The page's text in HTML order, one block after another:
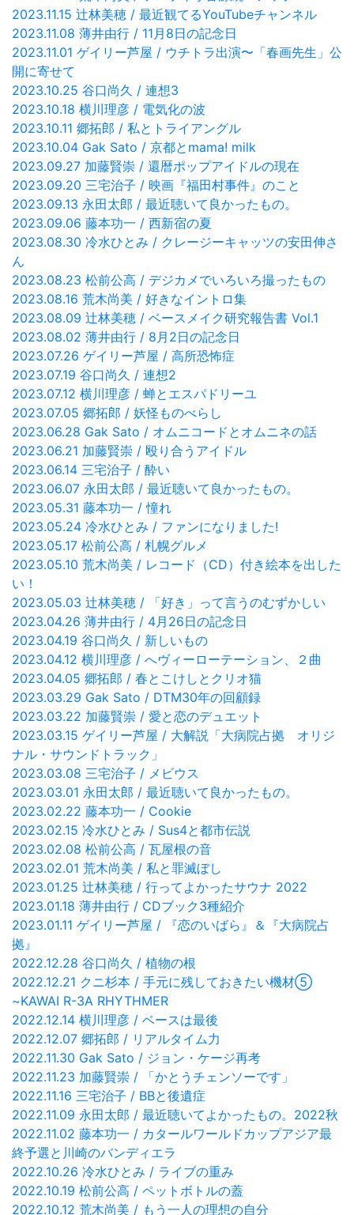
2023.11.15 辻林美穂 / 最近観てるYouTubeチャンネル
2023.11.08 薄井由行 / 11月8日の記念日
2023.11.01 ゲイリー芦屋 / ウチトラ出演〜「春画先生」公
開に寄せて
2023.10.25 谷口尚久 / 連想3
2023.10.18 横川理彦 / 電気化の波
2023.10.11 郷拓郎 / 私とトライアングル
2023.10.04 Gak Sato / 京都とmama! milk
2023.09.27 加藤賢崇 / 還暦ポップアイドルの現在
2023.09.20 三宅治子 / 映画『福田村事件』のこと
2023.09.13 永田太郎 / 最近聴いて良かったもの。
2023.09.06 藤本功一 / 西新宿の夏
2023.08.30 冷水ひとみ / クレージーキャッツの安田伸さ
ん
2023.08.23 松前公高 / デジカメでいろいろ撮ったもの
2023.08.16 荒木尚美 / 好きなイントロ集
2023.08.09 辻林美穂 / ベースメイク研究報告書 Vol.1
2023.08.02 薄井由行 / 8月2日の記念日
2023.07.26 ゲイリー芦屋 / 高所恐怖症
2023.07.19 谷口尚久 / 連想2
2023.07.12 横川理彦 / 蝉とエスパドリーユ
2023.07.05 郷拓郎 / 妖怪ものべらし
2023.06.28 Gak Sato / オムニコードとオムニネの話
2023.06.21 加藤賢崇 / 殴り合うアイドル
2023.06.14 三宅治子 / 酔い
2023.06.07 永田太郎 / 最近聴いて良かったもの。
2023.05.31 藤本功一 / 憧れ
2023.05.24 冷水ひとみ / ファンになりました!
2023.05.17 松前公高 / 札幌グルメ
2023.05.10 荒木尚美 / レコード（CD）付き絵本を出した
い！
2023.05.03 辻林美穂 / 「好き」って言うのむずかしい
2023.04.26 薄井由行 / 4月26日の記念日
2023.04.19 谷口尚久 / 新しいもの
2023.04.12 横川理彦 / へヴィーローテーション、２曲
2023.04.05 郷拓郎 / 春とこけしとクリオ猫
2023.03.29 Gak Sato / DTM30年の回顧録
2023.03.22 加藤賢崇 / 愛と恋のデュエット
2023.03.15 ゲイリー芦屋 / 大解説「大病院占拠 オリジ
ナル・サウンドトラック」
2023.03.08 三宅治子 / メビウス
2023.03.01 永田太郎 / 最近聴いて良かったもの。
2023.02.22 藤本功一 / Cookie
2023.02.15 冷水ひとみ / Sus4と都市伝説
2023.02.08 松前公高 / 瓦屋根の音
2023.02.01 荒木尚美 / 私と罪滅ぼし
2023.01.25 辻林美穂 / 行ってよかったサウナ 2022
2023.01.18 薄井由行 / CDブック3種紹介
2023.01.11 ゲイリー芦屋 / 『恋のいばら』＆『大病院占
拠』
2022.12.28 谷口尚久 / 植物の根
2022.12.21 クニ杉本 / 手元に残しておきたい機材⑤
~KAWAI R-3A RHYTHMER
2022.12.14 横川理彦 / ベースは最後
2022.12.07 郷拓郎 / リアルタイム力
2022.11.30 Gak Sato / ジョン・ケージ再考
2022.11.23 加藤賢崇 / 「かとうチェンソーです」
2022.11.16 三宅治子 / BBと後遺症
2022.11.09 永田太郎 / 最近聴いてよかったもの。2022秋
2022.11.02 藤本功一 / カタールワールドカップアジア最
終予選と川崎のバンディエラ
2022.10.26 冷水ひとみ / ライブの重み
2022.10.19 松前公高 / ペットボトルの蓋
2022.10.12 荒木尚美 / もう一人の理想の自分